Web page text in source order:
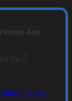
Thomas Kim
Vụ 👇
thuyen-5-sao/